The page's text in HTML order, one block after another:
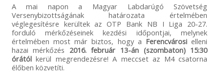
A mai napon a Magyar Labdarúgó Szövetség
Versenybizottságának határozata értelmében
véglegesítésre kerültek az OTP Bank NB I Liga 20-27.
forduló mérkőzéseinek kezdési időpontjai, melynek
értelmében most már biztos, hogy a Ferencvárosielleni
hazai mérkőzés 2016. február 13-án (szombaton) 15:30
órátólkerül megrendezésre! A meccset az M4 csatorna
élőben közvetíti.